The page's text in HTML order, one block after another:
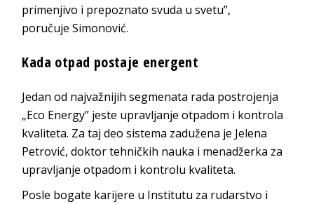
primenjivo i prepoznato svuda u svetu”,
poručujeSimonović.
Kada otpad postaje energent
Jedan od najvažnijih segmenata rada postrojenja
„Eco Energy” jeste upravljanje otpadom i kontrola
kvaliteta. Za taj deo sistema zadužena je Jelena
Petrović, doktor tehničkih nauka i menadžerka za
upravljanje otpadom i kontrolu kvaliteta.
Posle bogate karijere u Institutu za rudarstvo i